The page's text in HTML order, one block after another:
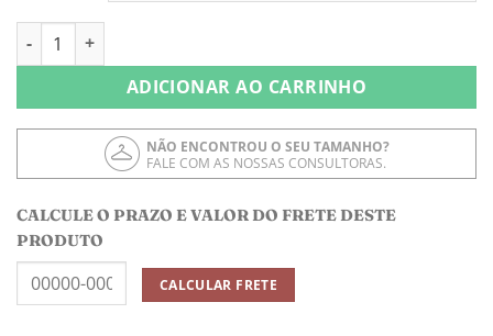
Calça Malha Tricô Fresh Azul Claro quantidade
ADICIONAR AO CARRINHO
NÃO ENCONTROU O SEU TAMANHO?
FALE COM AS NOSSAS CONSULTORAS.
CALCULE O PRAZO E VALOR DO FRETE DESTE
PRODUTO